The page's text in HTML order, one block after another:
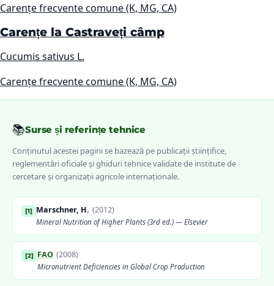
Carențe frecvente comune (K, MG, CA)
Carențe la Castraveți câmp
Cucumis sativus L.
Carențe frecvente comune (K, MG, CA)
📚Surse și referințe tehnice
Conținutul acestei pagini se bazează pe publicații științifice,
reglementări oficiale și ghiduri tehnice validate de institute de
cercetare și organizații agricole internaționale.
[1] Marschner, H. (2012)
Mineral Nutrition of Higher Plants (3rd ed.) — Elsevier
[2] FAO (2008)
Micronutrient Deficiencies in Global Crop Production